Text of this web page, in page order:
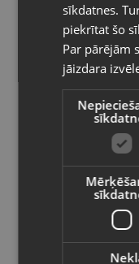
150.00€
/mēn.
CITIZEN GN-4-
izvēlēto
Vietnes
valodā
Valsts
Latviešu
sīkdatnes.
piekrītat šo
Par pārējām
jāizdara